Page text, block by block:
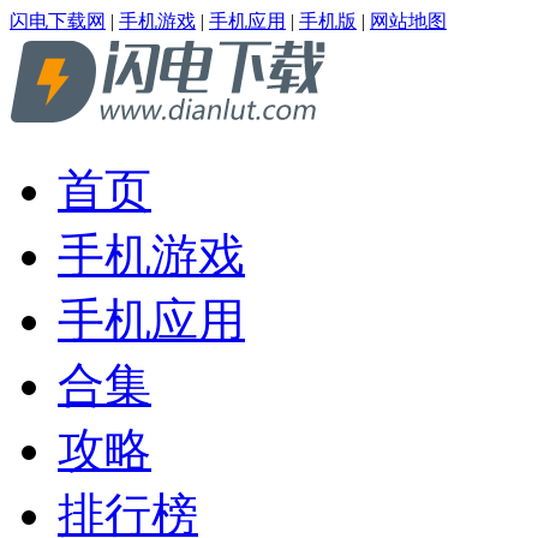
闪电下载网 | 手机游戏 | 手机应用 | 手机版 | 网站地图
首页
手机游戏
手机应用
合集
攻略
排行榜